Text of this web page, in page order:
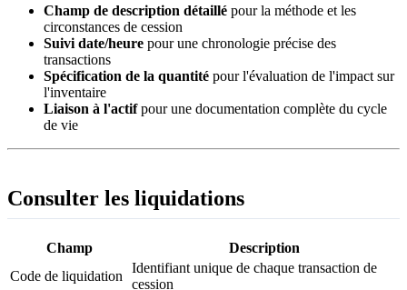
Champ de description détaillé pour la méthode et les
circonstances de cession
Suivi date/heure pour une chronologie précise des
transactions
Spécification de la quantité pour l'évaluation de l'impact sur
l'inventaire
Liaison à l'actifpour une documentation complète du cycle
de vie
Consulter les liquidations
Champ
Description
Code de liquidation
Identifiant unique de chaque transaction de
cession